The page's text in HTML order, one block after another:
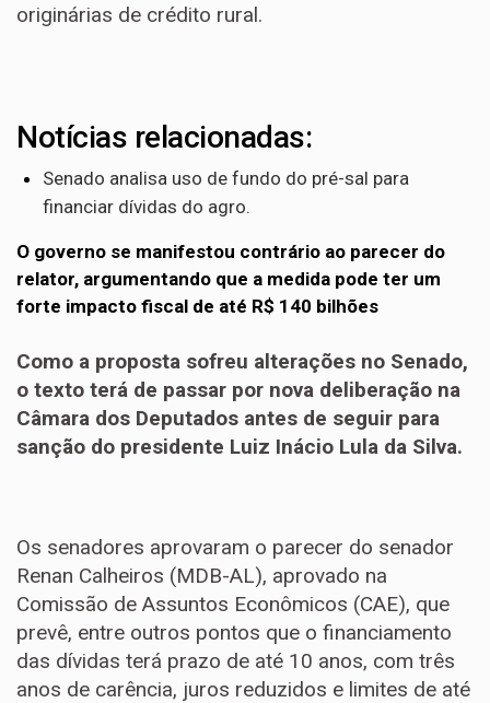
originárias de crédito rural.
Notícias relacionadas:
Senado analisa uso de fundo do pré-sal para
financiar dívidas do agro.
O governo se manifestou contrário ao parecer do
relator, argumentando que a medida pode ter um
forte impacto fiscal de até R$ 140 bilhões
Como a proposta sofreu alterações no Senado,
o texto terá de passar por nova deliberação na
Câmara dos Deputados antes de seguir para
sanção do presidente Luiz Inácio Lula da Silva.
Os senadores aprovaram o parecer do senador
Renan Calheiros (MDB-AL), aprovado na
Comissão de Assuntos Econômicos (CAE), que
prevê, entre outros pontos que o financiamento
das dívidas terá prazo de até 10 anos, com três
anos de carência, juros reduzidos e limites de até